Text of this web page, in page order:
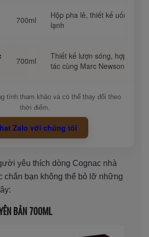
700ml
Hộp pha lê, thiết kế uống
lạnh
700ml
Thiết kế lượn sóng, hợp
tác cùng Marc Newson
tính tham khảo và có thể thay đổi theo
thời điểm.
Zalo với chúng tôi
yêu thích dòng Cognac nhà
chắn bạn không thể bỏ lỡ những
BẢN 700ML